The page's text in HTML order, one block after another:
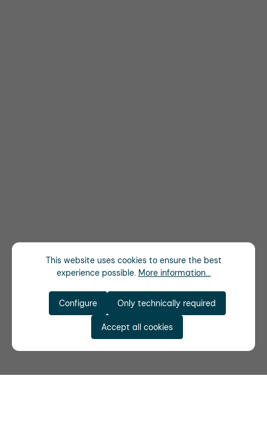
This website uses cookies to ensure the best
experience possible. More information...
Only technically required
Configure
Accept all cookies